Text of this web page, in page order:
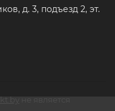
д. 3, подъезд 2, эт.
не является